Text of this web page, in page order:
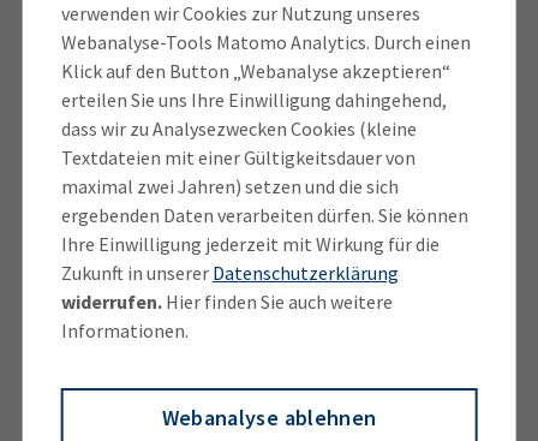
verwenden wir Cookies zur Nutzung unseres
Webanalyse-Tools Matomo Analytics. Durch einen
Klick auf den Button „Webanalyse akzeptieren“
erteilen Sie uns Ihre Einwilligung dahingehend,
dass wir zu Analysezwecken Cookies (kleine
Textdateien mit einer Gültigkeitsdauer von
maximal zwei Jahren) setzen und die sich
ergebenden Daten verarbeiten dürfen. Sie können
Ihre Einwilligung jederzeit mit Wirkung für die
Zukunft in unserer Datenschutzerklärung
widerrufen.Hier finden Sie auch weitere
Informationen.
Webanalyse ablehnen
Wenn Bürger zustimmen, was immerhin 70 Prozent
getan haben, bekommen sie alle Unterlagen in eine
App gepusht, unter anderem die Steuererklärung.
Nächster Schritt, so Elke Christian, sei das
"samverkan" der Akteure. Also gemeinsam
Maßnahmen prüfen und sich mit den Akteuren zu
vernetzen, um voranzukommen beim
Bürokratieabbau.
Vorbereitungen für die IHK-Wahl 2026
laufen an